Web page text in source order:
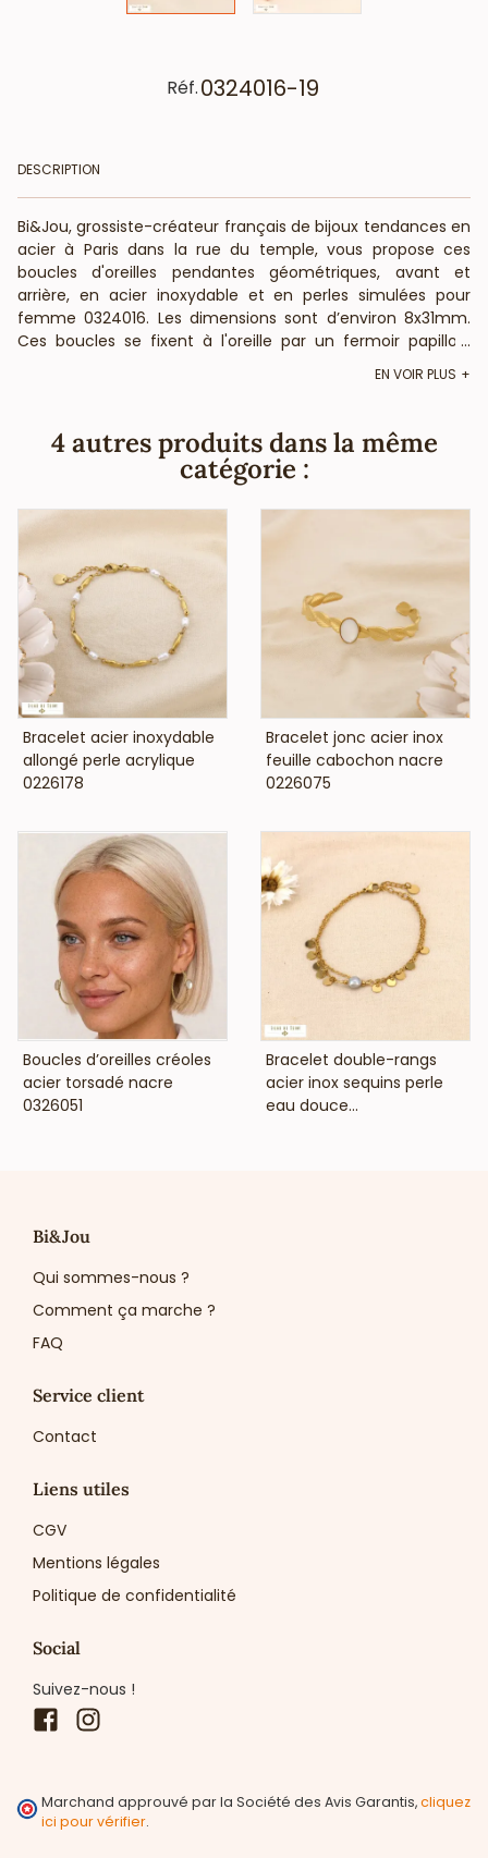
Réf.0324016-19
DESCRIPTION
Bi&Jou, grossiste-créateur français de bijoux tendances en
acier à Paris dans la rue du temple, vous propose ces
boucles d'oreilles pendantes géométriques, avant et
arrière, en acier inoxydable et en perles simulées pour
femme 0324016. Les dimensions sont d’environ 8x31mm.
Ces boucles se fixent à l'oreille par un fermoir papillon.
professionnels de la mode (bijouteries, boutiques de prêt-
coiffure, instituts de beauté, ongleries,...), vous informe que
ce bijou acier ne contient pas de nickel, plomb ni cadmium
et est anti-allergique (conformément aux lois françaises
...
EN VOIR PLUS
4 autres produits dans la même
catégorie :
VOIR LE PRIX
Bracelet acier inoxydable
allongé perle acrylique
0226178
VOIR LE PRIX
Bracelet jonc acier inox
feuille cabochon nacre
0226075
VOIR LE PRIX
Boucles d’oreilles créoles
acier torsadé nacre
0326051
VOIR LE PRIX
Bracelet double-rangs
acier inox sequins perle
eau douce...
Bi&Jou
Qui sommes-nous ?
Comment ça marche ?
FAQ
Service client
Contact
Liens utiles
CGV
Mentions légales
Politique de confidentialité
Social
Suivez-nous !
Facebook
Marchand approuvé par la Société des Avis Garantis,cliquez
ici pour vérifier.